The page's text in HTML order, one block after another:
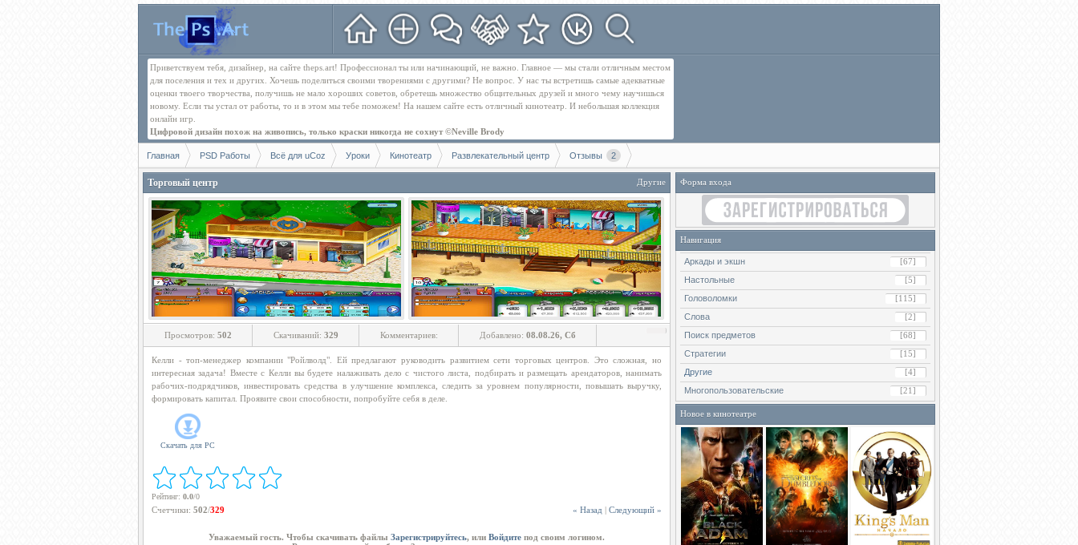
Приветствуем тебя, дизайнер, на сайте theps.art! Профессионал ты или начинающий, не важно. Главное — мы стали отличным местом
для поселения и тех и других. Хочешь поделиться своими творениями с другими? Не вопрос. У нас ты встретишь самые адекватные
оценки твоего творчества, получишь не мало хороших советов, обретешь множество общительных друзей и много чему научишься
новому. Если ты устал от работы, то и в этом мы тебе поможем! На нашем сайте есть отличный кинотеатр. И небольшая коллекция
онлайн игр.
Цифровой дизайн похож на живопись, только краски никогда не сохнут ©Neville Brody
Главная PSD Работы Всё для uCoz Уроки Кинотеатр Развлекательный центр Отзывы 2
Другие
Торговый центр
Просмотров: 502 Скачиваний: 329 Комментариев: Добавлено: 08.08.26, Сб
Келли - топ-менеджер компании "Ройлволд". Ей предлагают руководить развитием сети торговых центров. Это сложная, но
интересная задача! Вместе с Келли вы будете налаживать дело с чистого листа, подбирать и размещать арендаторов, нанимать
рабочих-подрядчиков, инвестировать средства в улучшение комплекса, следить за уровнем популярности, повышать выручку,
формировать капитал. Проявите свои способности, попробуйте себя в деле.
Скачать для PC
Рейтинг: 0.0/0
« Назад | Следующий »
Счетчики: 502/329
Уважаемый гость. Чтобы скачивать файлы Зарегистрируйтесь, или Войдите под своим логином.
Форма входа
Навигация
Аркады и экшн [67]
Настольные [5]
Головоломки [115]
Слова [2]
Поиск предметов [68]
Стратегии [15]
Другие [4]
Многопользовательские [21]
Новое в кинотеатре